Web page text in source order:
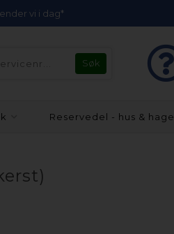
vi i dag*
Reservedel - hus & hage